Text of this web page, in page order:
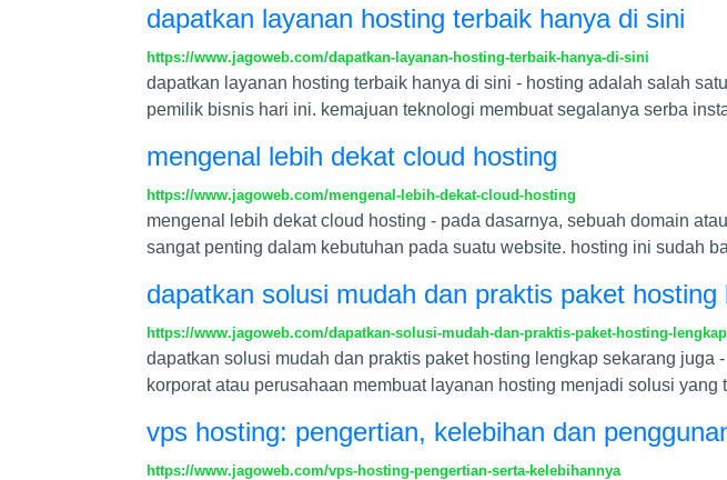
dapatkan layanan hosting terbaik hanya di sini
https://www.jagoweb.com/dapatkan-layanan-hosting-terbaik-hanya-di-sini
dapatkan layanan hosting terbaik hanya di sini - hosting adalah salah
pemilik bisnis hari ini. kemajuan teknologi membuat segalanya serba
mengenal lebih dekat cloud hosting
https://www.jagoweb.com/mengenal-lebih-dekat-cloud-hosting
mengenal lebih dekat cloud hosting - pada dasarnya, sebuah domain
sangat penting dalam kebutuhan pada suatu website. hosting ini sudah
dapatkan solusi mudah dan praktis paket
https://www.jagoweb.com/dapatkan-solusi-mudah-dan-praktis-paket-hosting-
dapatkan solusi mudah dan praktis paket hosting lengkap sekarang
korporat atau perusahaan membuat layanan hosting menjadi solusi yang
vps hosting: pengertian, kelebihan dan
https://www.jagoweb.com/vps-hosting-pengertian-serta-kelebihannya